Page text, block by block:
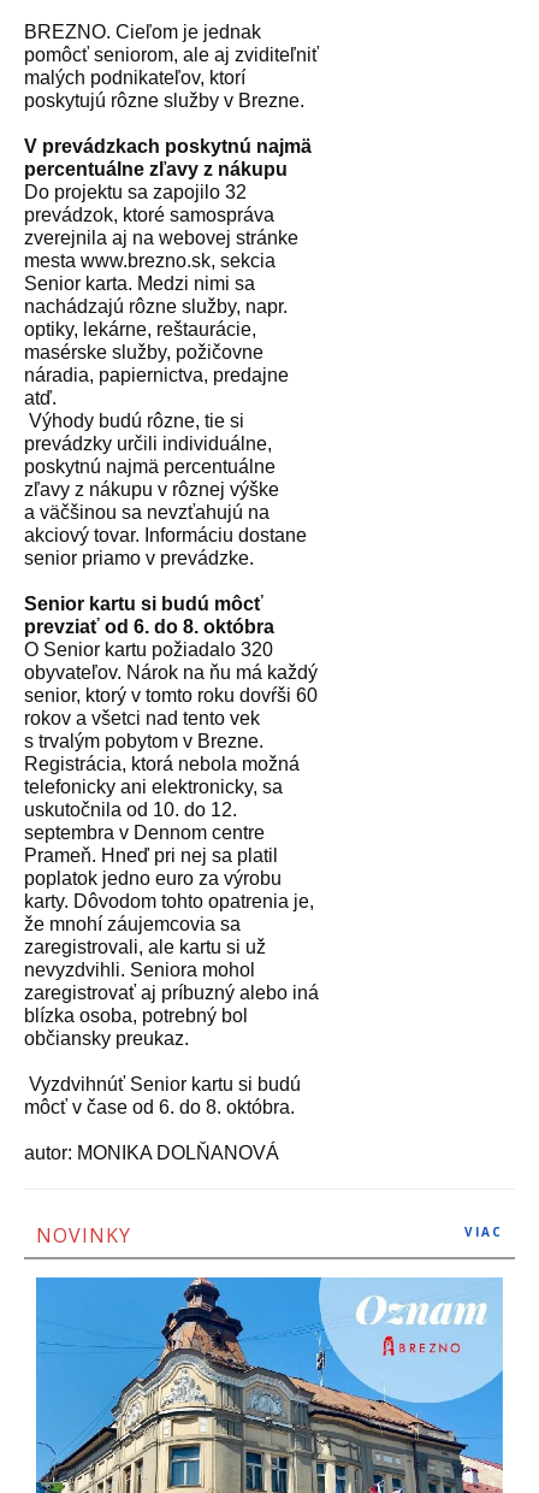
BREZNO. Cieľom je jednak
pomôcť seniorom, ale aj zviditeľniť
malých podnikateľov, ktorí
poskytujú rôzne služby v Brezne.
V prevádzkach poskytnú najmä
percentuálne zľavy z nákupu
Do projektu sa zapojilo 32
prevádzok, ktoré samospráva
zverejnila aj na webovej stránke
mesta www.brezno.sk, sekcia
Senior karta. Medzi nimi sa
nachádzajú rôzne služby, napr.
optiky, lekárne, reštaurácie,
masérske služby, požičovne
náradia, papiernictva, predajne
atď.
Výhody budú rôzne, tie si
prevádzky určili individuálne,
poskytnú najmä percentuálne
zľavy z nákupu v rôznej výške
a väčšinou sa nevzťahujú na
akciový tovar. Informáciu dostane
senior priamo v prevádzke.
Senior kartu si budú môcť
prevziať od 6. do 8. októbra
O Senior kartu požiadalo 320
obyvateľov. Nárok na ňu má každý
senior, ktorý v tomto roku dovŕši 60
rokov a všetci nad tento vek
s trvalým pobytom v Brezne.
Registrácia, ktorá nebola možná
telefonicky ani elektronicky, sa
uskutočnila od 10. do 12.
septembra v Dennom centre
Prameň. Hneď pri nej sa platil
poplatok jedno euro za výrobu
karty. Dôvodom tohto opatrenia je,
že mnohí záujemcovia sa
zaregistrovali, ale kartu si už
nevyzdvihli. Seniora mohol
zaregistrovať aj príbuzný alebo iná
blízka osoba, potrebný bol
občiansky preukaz.
Vyzdvihnúť Senior kartu si budú
môcť v čase od 6. do 8. októbra.
autor: MONIKA DOLŇANOVÁ
NOVINKY VIAC